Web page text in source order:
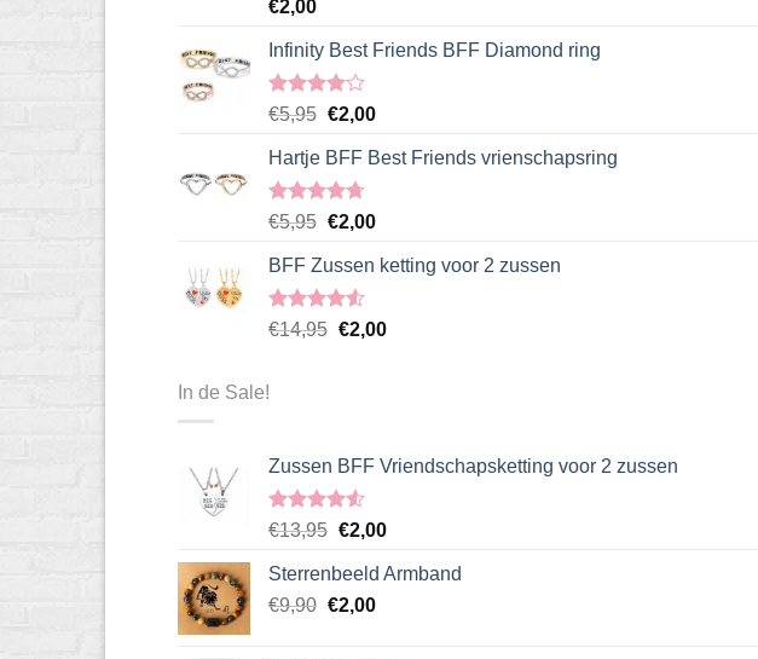
€2,00
Infinity Best Friends BFF Diamond ring
Gewaardeerd
5
€5,95 Oorspronkelijke
was:
€5,95.
€2,00Huidige
is:
Hartje BFF Best Friends vrienschapsring
Gewaardeerd
€5,95 Oorspronkelijke
was:
€5,95.
€2,00Huidige
is:
BFF Zussen ketting voor 2 zussen
Gewaardeerd
€14,95 Oorspronkelijke
€2,00Huidige
In de Sale!
Zussen BFF Vriendschapsketting voor 2 zussen
Gewaardeerd
€13,95 Oorspronkelijke
was:
€13,95.
€2,00Huidige
is:
Sterrenbeeld Armband
€9,90 Oorspronkelijke
€2,00Huidige